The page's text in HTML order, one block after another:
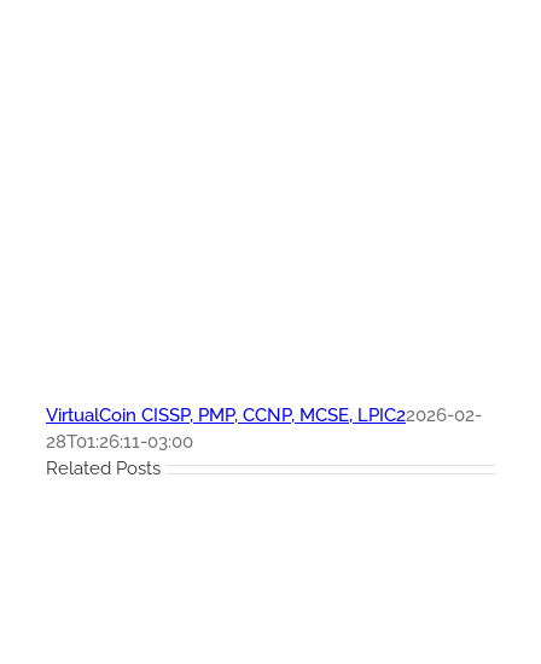
VirtualCoin CISSP, PMP, CCNP, MCSE, LPIC22026-02-
28T01:26:11-03:00
Related Posts